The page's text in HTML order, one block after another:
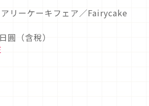
リーケーキフェア／Fairycake
（含稅）